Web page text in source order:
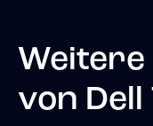
Weitere
von Dell